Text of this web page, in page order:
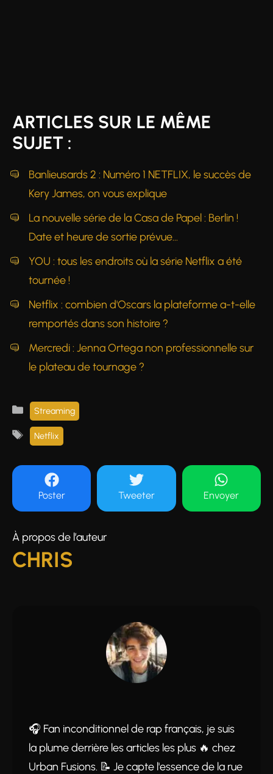
ARTICLES SUR LE MÊME
SUJET :
Banlieusards 2 : Numéro 1 NETFLIX, le succès de
Kery James, on vous explique
La nouvelle série de la Casa de Papel : Berlin !
Date et heure de sortie prévue…
YOU : tous les endroits où la série Netflix a été
tournée !
Netflix : combien d'Oscars la plateforme a-t-elle
remportés dans son histoire ?
Mercredi : Jenna Ortega non professionnelle sur
le plateau de tournage ?
Catégories
Streaming
Étiquettes
Netflix
Poster Tweeter Envoyer
À propos de l’auteur
CHRIS
🎧 Fan inconditionnel de rap français, je suis
la plume derrière les articles les plus 🔥 chez
Urban Fusions. 📝 Je capte l'essence de la rue